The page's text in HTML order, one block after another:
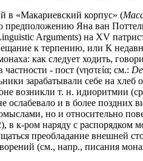
в «Макариевский корпус» (
предположению Яна ван
Arguments) на XV
к терпению, или К
как следует ходить,
- пост (νηστεία; см.:
зарабатывали себе на хлеб
возникли т. н. идиоритмии
ослабевало и в более
но и относительно
в к-ром наряду с распорядком
преобладание внешней
(см., напр., писания